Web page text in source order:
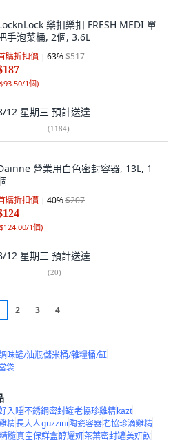
樂扣樂扣 FRESH MEDI 單
手泡菜桶, 2個, 3.6L
購折扣價 63%$517
$93.50/1個)
12 星期三 預計送達
(1184)
營業用白色密封容器, 13L, 1
購折扣價 40%$207
$124.00/1個)
12 星期三 預計送達
(20)
2 3 4
味罐/油瓶儲米桶/雜糧桶/缸
袋
入睡不銹鋼密封罐老協珍雞精kazt
精長大人guzzini陶瓷容器老協珍滴雞精
髓真空保鮮盒醇耀妍茶葉密封罐美妍飲